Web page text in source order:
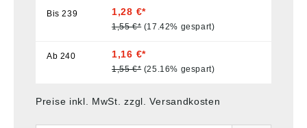
Bis239 1,28 €*
1,55 €* (17.42% gespart)
Ab 240 1,16 €*
1,55 €* (25.16% gespart)
Preise inkl. MwSt. zzgl. Versandkosten